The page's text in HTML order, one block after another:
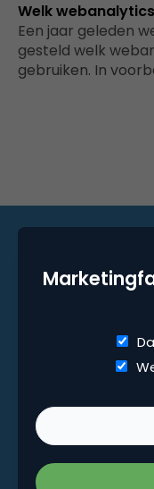
Welk
Een jaar geleden
gesteld welk
gebruiken. In